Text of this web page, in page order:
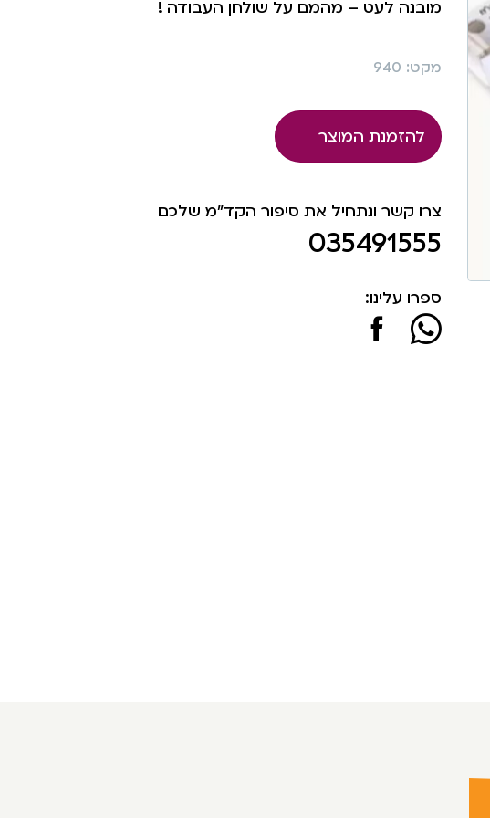
מובנה לעט – מהמם על שולחן העבודה !
מקט: 940
להזמנת המוצר
צרו קשר ונתחיל את סיפור הקד"מ שלכם
035491555
ספרו עלינו: